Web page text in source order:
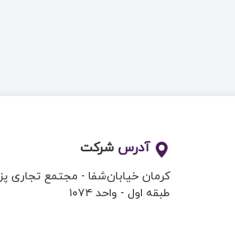
آدرس شرکت
کرمان خیابان‌شفا - مجتمع تجاری
طبقه اول - واحد ۱۰۷۴